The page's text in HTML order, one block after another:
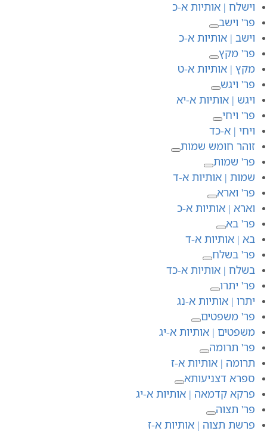
וישלח | אותיות א-כ
פר' וישב
וישב | אותיות א-כ
פר' מקץ
מקץ | אותיות א-ט
פר' ויגש
ויגש | אותיות א-יא
פר' ויחי
ויחי | א-כד
זוהר חומש שמות
פר' שמות
שמות | אותיות א-ד
פר' וארא
וארא | אותיות א-כ
פר' בא
בא | אותיות א-ד
פר' בשלח
בשלח | אותיות א-כד
פר' יתרו
יתרו | אותיות א-נג
פר' משפטים
משפטים | אותיות א-יג
פר' תרומה
תרומה | אותיות א-ז
ספרא דצניעותא
פרקא קדמאה | אותיות א-יג
פר' תצוה
פרשת תצוה | אותיות א-ז